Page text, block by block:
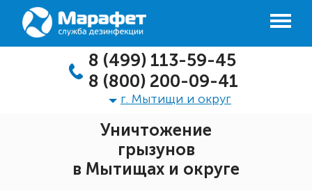
8 (499) 113-59-45
8 (800) 200-09-41
г. Мытищи и округ
Уничтожение
грызунов
в Мытищах и округе